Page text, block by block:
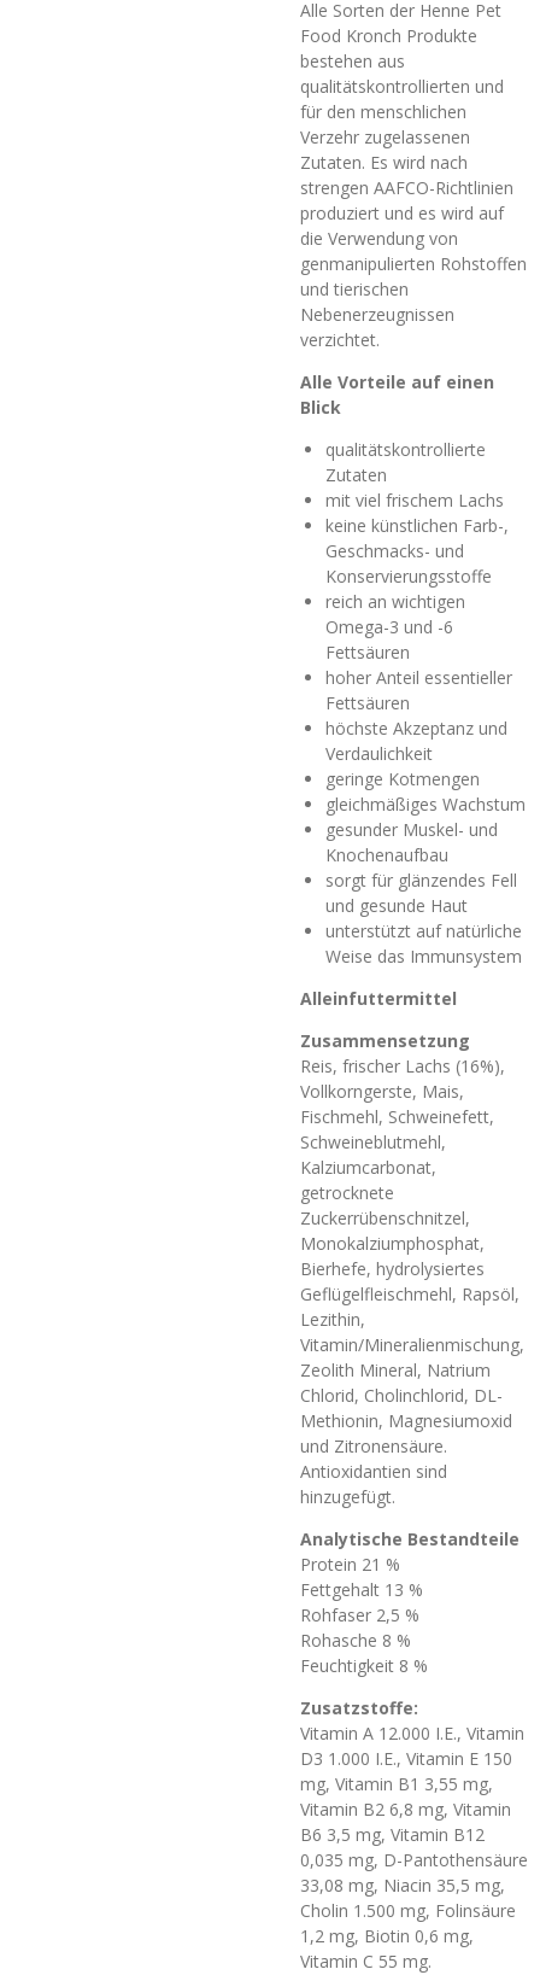
Alle Sorten der Henne Pet
Food Kronch Produkte
bestehen aus
qualitätskontrollierten und
für den menschlichen
Verzehr zugelassenen
Zutaten. Es wird nach
strengen AAFCO-Richtlinien
produziert und es wird auf
die Verwendung von
genmanipulierten Rohstoffen
und tierischen
Nebenerzeugnissen
verzichtet.
Alle Vorteile auf einen
Blick
qualitätskontrollierte
Zutaten
mit viel frischem Lachs
keine künstlichen Farb-,
Geschmacks- und
Konservierungsstoffe
reich an wichtigen
Omega-3 und -6
Fettsäuren
hoher Anteil essentieller
Fettsäuren
höchste Akzeptanz und
Verdaulichkeit
geringe Kotmengen
gleichmäßiges Wachstum
gesunder Muskel- und
Knochenaufbau
sorgt für glänzendes Fell
und gesunde Haut
unterstützt auf natürliche
Weise das Immunsystem
Alleinfuttermittel
Zusammensetzung
Reis, frischer Lachs (16%),
Vollkorngerste, Mais,
Fischmehl, Schweinefett,
Schweineblutmehl,
Kalziumcarbonat,
getrocknete
Zuckerrübenschnitzel,
Monokalziumphosphat,
Bierhefe, hydrolysiertes
Geflügelfleischmehl, Rapsöl,
Lezithin,
Vitamin/Mineralienmischung,
Zeolith Mineral, Natrium
Chlorid, Cholinchlorid, DL-
Methionin, Magnesiumoxid
und Zitronensäure.
Antioxidantien sind
hinzugefügt.
Analytische Bestandteile
Protein 21 %
Fettgehalt 13 %
Rohfaser 2,5 %
Rohasche 8 %
Feuchtigkeit 8 %
Zusatzstoffe:
Vitamin A 12.000 I.E., Vitamin
D3 1.000 I.E., Vitamin E 150
mg, Vitamin B1 3,55 mg,
Vitamin B2 6,8 mg, Vitamin
B6 3,5 mg, Vitamin B12
0,035 mg, D-Pantothensäure
33,08 mg, Niacin 35,5 mg,
Cholin 1.500 mg, Folinsäure
1,2 mg, Biotin 0,6 mg,
Vitamin C 55 mg.